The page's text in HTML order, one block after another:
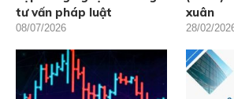
tư vấn pháp luật
08/07/2026
xuân
28/02/